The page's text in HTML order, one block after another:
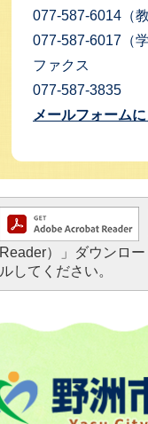
077-587-6014（
077-587-6017（
ファクス
077-587-3835
メールフォーム
Reader）」ダウンロ
ルしてください。